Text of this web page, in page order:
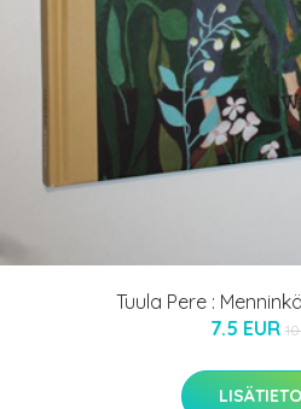
Tuula Pere :
7.5 EUR